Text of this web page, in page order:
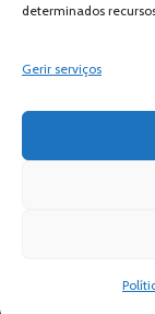
determinados
Gerir serviços